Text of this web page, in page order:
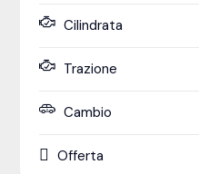
Cilindrata
Trazione
Cambio
Offerta